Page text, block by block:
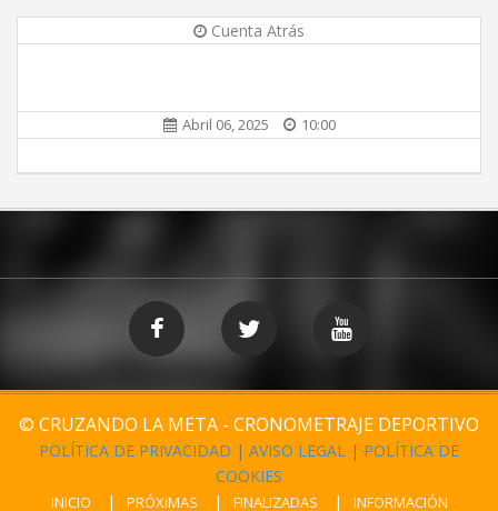
Cuenta Atrás
Abril 06, 2025 10:00
© CRUZANDO LA META - CRONOMETRAJE DEPORTIVO
POLÍTICA DE PRIVACIDAD | AVISO LEGAL | POLÍTICA DE
COOKIES
INICIO PRÓXIMAS FINALIZADAS INFORMACIÓN